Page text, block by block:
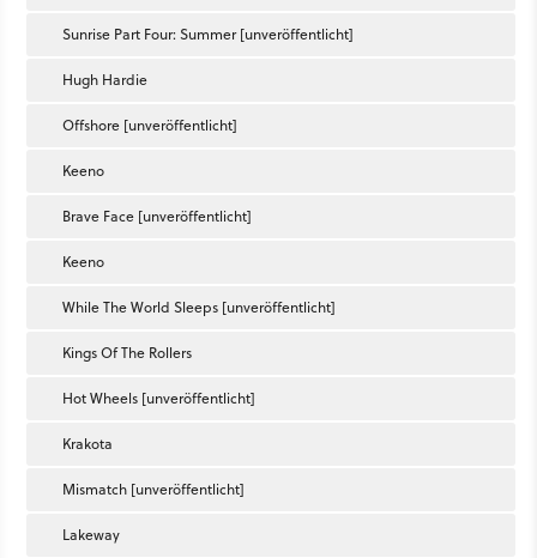
Sunrise Part Four: Summer [unveröffentlicht]
Hugh Hardie
Offshore [unveröffentlicht]
Keeno
Brave Face [unveröffentlicht]
Keeno
While The World Sleeps [unveröffentlicht]
Kings Of The Rollers
Hot Wheels [unveröffentlicht]
Krakota
Mismatch [unveröffentlicht]
Lakeway